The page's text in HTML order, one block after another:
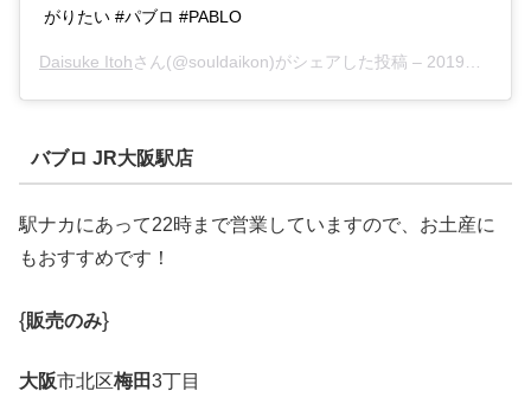
がりたい #パブロ #PABLO
Daisuke Itohさん(@souldaikon)がシェアした投稿 – 2019年 7月月23日午前9時07分PDT
バブロ JR大阪駅店
駅ナカにあって22時まで営業していますので、お土産に
もおすすめです！
{販売のみ}
大阪市北区梅田3丁目